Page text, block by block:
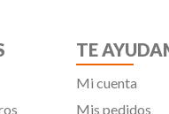
TE
Mi cuenta
Mis pedidos